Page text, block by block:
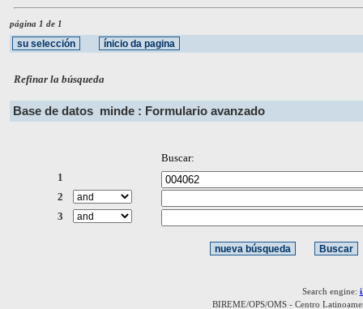
página 1 de 1
Refinar la búsqueda
Base de datos minde : Formulario avanzado
Buscar:
1
2
3
Search engine:
BIREME/OPS/OMS - Centro